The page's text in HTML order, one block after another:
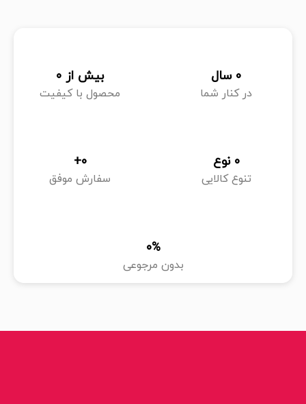
در کنار شما
0 سال
محصول با کیفیت
بیش از 0
تنوع کالایی
0 نوع
سفارش موفق
0
+
بدون مرجوعی
%
0